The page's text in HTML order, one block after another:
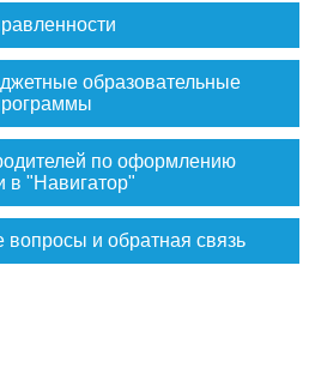
образовательные
по оформлению
в "Навигатор"
и обратная связь